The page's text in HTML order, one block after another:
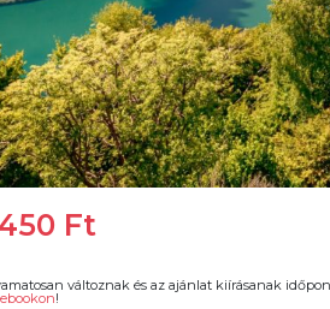
Ft
változnak és az ajánlat kiírásanak
!